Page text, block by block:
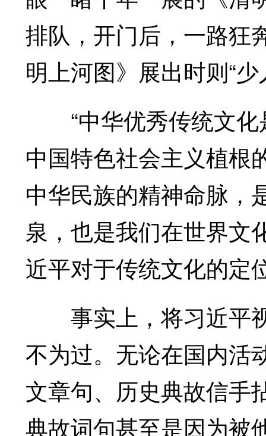
排队，开门后，一路狂
明上河图》展出时则“少
“中华优秀传统文化
中国特色社会主义植根
中华民族的精神命脉，
泉，也是我们在世界文
近平对于传统文化的定
事实上，将习近平
不为过。无论在国内活
文章句、历史典故信手
典故词句甚至是因为被